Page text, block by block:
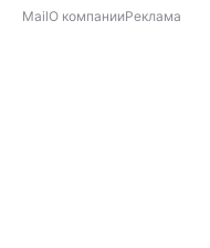
MailО компанииРеклама